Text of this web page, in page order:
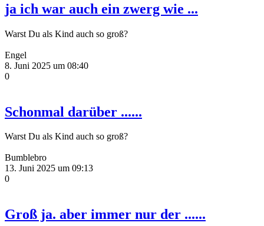
ja ich war auch ein zwerg wie ...
Warst Du als Kind auch so groß?
Engel
8. Juni 2025 um 08:40
0
Schonmal darüber ......
Warst Du als Kind auch so groß?
Bumblebro
13. Juni 2025 um 09:13
0
Groß ja. aber immer nur der ......